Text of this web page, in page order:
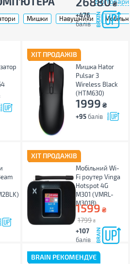
₴
+476
балів
Мишки Навушники
ХІТ ПРОДАЖІВ
Мишка Hator
Pulsar 3
Wireless Black
(HTM630)
1999 ₴
+95 балів
ХІТ ПРОДАЖІВ
Мобільний Wi-
Fi роутер Vinga
Hotspot 4G
M301 (VMRL-
M301B)
1599 ₴
1799 ₴
+107
балів
BRAIN РЕКОМЕНДУЄ